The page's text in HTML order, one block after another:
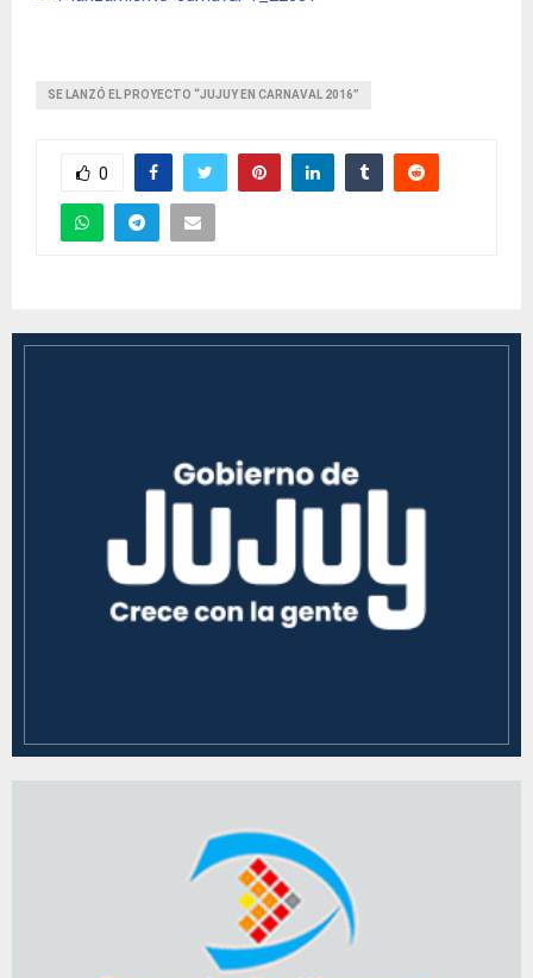
SE LANZÓ EL PROYECTO “JUJUY EN CARNAVAL 2016”
0